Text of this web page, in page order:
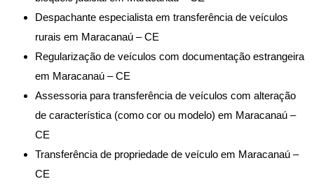
Despachante especialista em transferência de veículos
rurais em Maracanaú – CE
Regularização de veículos com documentação estrangeira
em Maracanaú – CE
Assessoria para transferência de veículos com alteração
de característica (como cor ou modelo) em Maracanaú –
CE
Transferência de propriedade de veículo em Maracanaú –
CE